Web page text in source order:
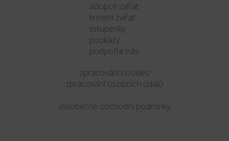
adopce zvířat
krmení zvířat
vstupenky
poukazy
podpořte nás
zpracování cookies
zpracování osobních údajů
všeobecné obchodní podmínky